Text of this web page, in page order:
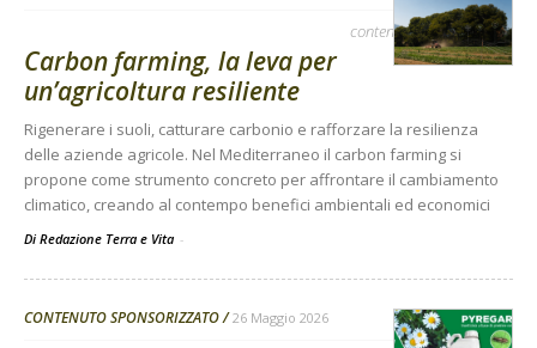
contenuto sponsorizzato
Carbon farming, la leva per
un’agricoltura resiliente
Rigenerare i suoli, catturare carbonio e rafforzare la resilienza
delle aziende agricole. Nel Mediterraneo il carbon farming si
propone come strumento concreto per affrontare il cambiamento
climatico, creando al contempo benefici ambientali ed economici
Di Redazione Terra e Vita -
CONTENUTO SPONSORIZZATO 26 Maggio 2026